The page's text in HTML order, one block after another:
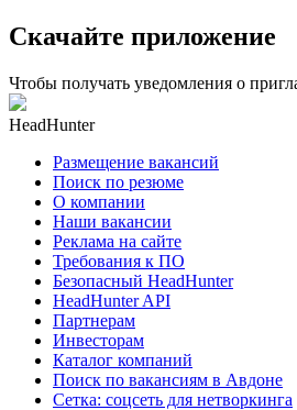
Скачайте приложение
Чтобы получать уведомления о
HeadHunter
Размещение вакансий
Поиск по резюме
О компании
Наши вакансии
Реклама на сайте
Требования к ПО
Безопасный HeadHunter
HeadHunter API
Партнерам
Инвесторам
Каталог компаний
Поиск по вакансиям в Авдоне
Сетка: соцсеть для нетворкинга